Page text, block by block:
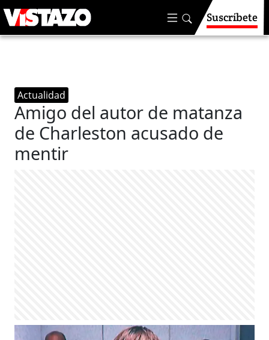
Suscríbete
Actualidad
Amigo del autor de matanza
de Charleston acusado de
mentir